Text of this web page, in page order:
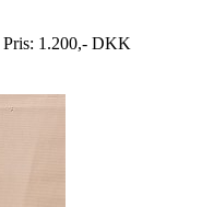
Pris: 1.200,- DKK